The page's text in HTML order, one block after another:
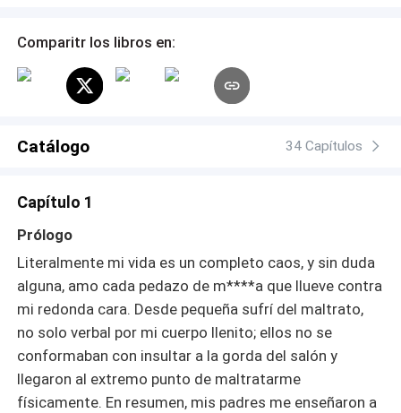
Comparitr los libros en:
Catálogo 34 Capítulos
Capítulo 1
Prólogo
Literalmente mi vida es un completo caos, y sin duda
alguna, amo cada pedazo de m****a que llueve contra
mi redonda cara. Desde pequeña sufrí del maltrato,
no solo verbal por mi cuerpo llenito; ellos no se
conformaban con insultar a la gorda del salón y
llegaron al extremo punto de maltratarme
físicamente. En resumen, mis padres me enseñaron a